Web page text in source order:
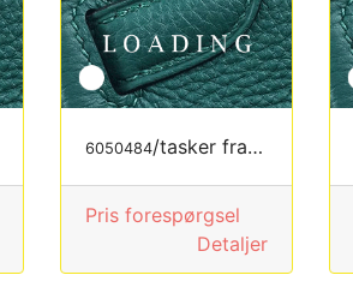
6050484/tasker fra LOEWE
Pris forespørgsel
Detaljer